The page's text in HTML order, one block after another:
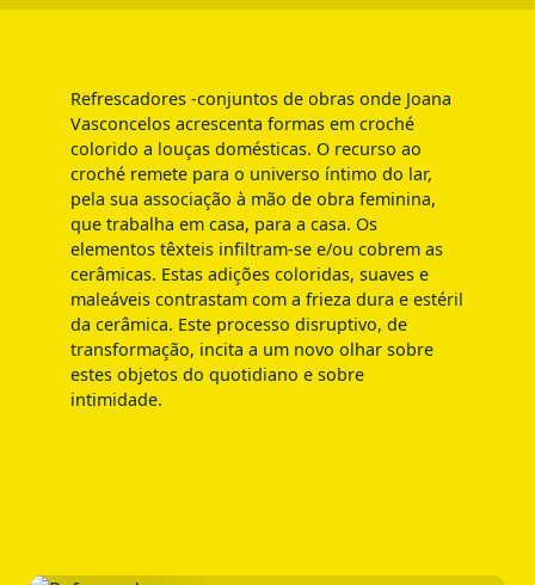
Refrescadores -conjuntos de obras onde Joana
Vasconcelos acrescenta formas em croché
colorido a louças domésticas. O recurso ao
croché remete para o universo íntimo do lar,
pela sua associação à mão de obra feminina,
que trabalha em casa, para a casa. Os
elementos têxteis infiltram-se e/ou cobrem as
cerâmicas. Estas adições coloridas, suaves e
maleáveis contrastam com a frieza dura e estéril
da cerâmica. Este processo disruptivo, de
transformação, incita a um novo olhar sobre
estes objetos do quotidiano e sobre
intimidade.